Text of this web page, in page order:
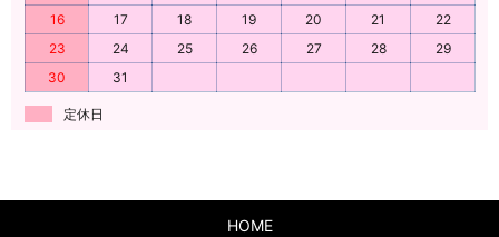
16
17 18 19 20 21
22
23
24 25 26 27 28
29
30
31
定休日
HOME